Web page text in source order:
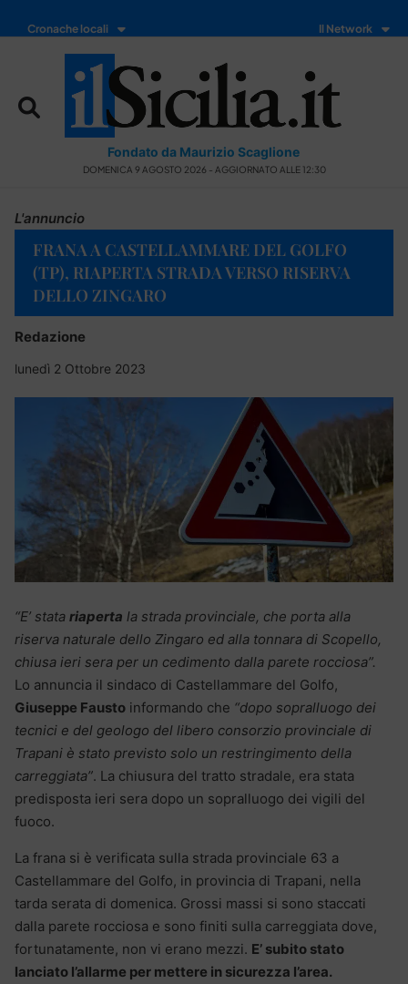
Cronache locali Il Network
Fondato da Maurizio Scaglione
DOMENICA 9 AGOSTO 2026 - AGGIORNATO ALLE 12:30
L'annuncio
FRANA A CASTELLAMMARE DEL GOLFO
(TP), RIAPERTA STRADA VERSO RISERVA
DELLO ZINGARO
Redazione
lunedì 2 Ottobre 2023
“E’ stata riaperta la strada provinciale, che porta alla
riserva naturale dello Zingaro ed alla tonnara di Scopello,
chiusa ieri sera per un cedimento dalla parete rocciosa”.
Lo annuncia il sindaco di Castellammare del Golfo,
Giuseppe Fausto informando che “dopo sopralluogo dei
tecnici e del geologo del libero consorzio provinciale di
Trapani è stato previsto solo un restringimento della
carreggiata”. La chiusura del tratto stradale, era stata
predisposta ieri sera dopo un sopralluogo dei vigili del
fuoco.
La frana si è verificata sulla strada provinciale 63 a
Castellammare del Golfo, in provincia di Trapani, nella
tarda serata di domenica. Grossi massi si sono staccati
dalla parete rocciosa e sono finiti sulla carreggiata dove,
fortunatamente, non vi erano mezzi. E’ subito stato
lanciato l’allarme per mettere in sicurezza l’area.